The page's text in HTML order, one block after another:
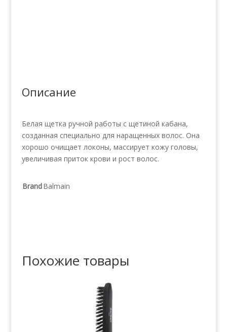
Описание
Белая щетка ручной работы с щетиной кабана,
созданная специально для наращенных волос. Она
хорошо очищает локоны, массирует кожу головы,
увеличивая приток крови и рост волос.
BrandBalmain
Похожие товары